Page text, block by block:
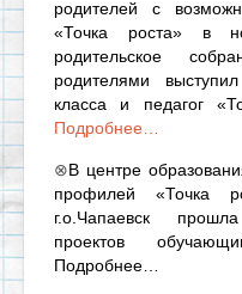
родителей с
«Точка роста» в
родительское
родителями
класса и педагог
Подробнее…
⊗В центре
профилей
г.о.Чапаевск
проектов
Подробнее…